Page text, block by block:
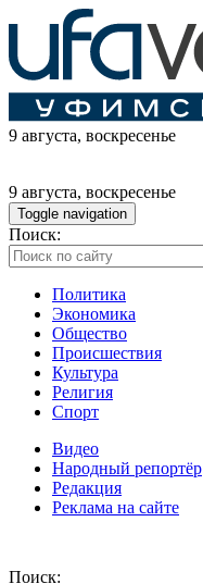
9 августа, воскресенье
9 августа, воскресенье
Toggle navigation
Поиск:
Политика
Экономика
Общество
Происшествия
Культура
Религия
Спорт
Видео
Народный репортёр
Редакция
Реклама на сайте
Поиск: